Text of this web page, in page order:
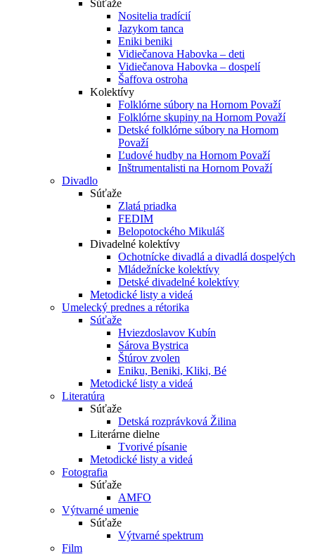
Súťaže
Nositelia tradícií
Jazykom tanca
Eniki beniki
Vidiečanova Habovka – deti
Vidiečanova Habovka – dospelí
Šaffova ostroha
Kolektívy
Folklórne súbory na Hornom Považí
Folklórne skupiny na Hornom Považí
Detské folklórne súbory na Hornom
Považí
Ľudové hudby na Hornom Považí
Inštrumentalisti na Hornom Považí
Divadlo
Súťaže
Zlatá priadka
FEDIM
Belopotockého Mikuláš
Divadelné kolektívy
Ochotnícke divadlá a divadlá dospelých
Mládežnícke kolektívy
Detské divadelné kolektívy
Metodické listy a videá
Umelecký prednes a rétorika
Súťaže
Hviezdoslavov Kubín
Sárova Bystrica
Štúrov zvolen
Eniku, Beniki, Kliki, Bé
Metodické listy a videá
Literatúra
Súťaže
Detská rozprávková Žilina
Literárne dielne
Tvorivé písanie
Metodické listy a videá
Fotografia
Súťaže
AMFO
Výtvarné umenie
Súťaže
Výtvarné spektrum
Film